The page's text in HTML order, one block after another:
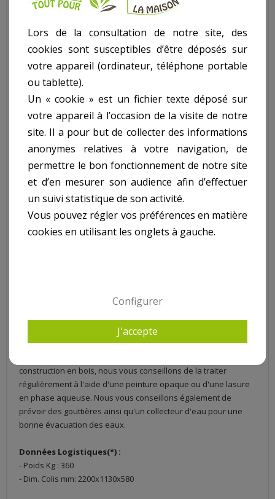
Données générales :
- Gamme : PAVILLON MODULAIRE
- Nom du modèle : PAVILION 3517X3054
Toiture en bois perméable
- Bois Epicea Bois de type FSC. Cet article a subit un traitement
autoclave. Ce traitement offre une protection durable contre
les moisissures et les insectes qui attaquent le bois. Il bénéficie
de 2 ans de garantie.
Données pour le montage (*) :
- Livraison : Une dizaine de jours avant la livraison de la
construction vous êtes informés de la date de livraison. Celle-ci
se fait avec une semi-remorque équipée d'un chariot
trottoir ou accotement en limite de propriété.
- Kit prêt à monter
seront nécessaires pour le bon déroulement de l'installation
perceuse/viseuse, un cutter, un mètre (8m), un niveau, une
équerre.
construction en bois, nous vous conseillons de la traiter
régulièrement à l'aide d'une peinture opaque ou d'une lasure
en phase aqueuse. Nous vous conseillons également de
prévoir des gouttières ainsi qu'un collecteur d'eau pour une
bonne évacuation des eaux.
Données Logistiques(*) :
- Poids Kg : 360
- Dim. Colis mm: 2200x1130x580
Lors de la consultation de notre site, des
cookies sont susceptibles d’être déposés sur
votre appareil (ordinateur, téléphone portable
ou tablette).
Un « cookie » est un fichier texte déposé sur
votre appareil à l’occasion de la visite de notre
site. Il a pour but de collecter des informations
anonymes relatives à votre navigation, de
permettre le bon fonctionnement de notre site
et d’en mesurer son audience afin d’effectuer
un suivi statistique de son activité.
Vous pouvez régler vos préférences en matière
cookies en utilisant les onglets à gauche.
Configurer
J'accepte